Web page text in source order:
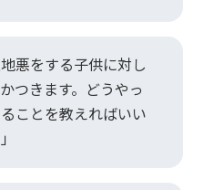
地悪をする子供に対し
つきます。どうやっ
ことを教えればいい